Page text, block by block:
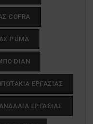
COFRA
PUMA
DIAN
ΕΡΓΑΣΊΑΣ
ΕΡΓΑΣΊΑΣ